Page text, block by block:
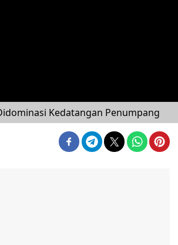
Kedatangan Penumpang